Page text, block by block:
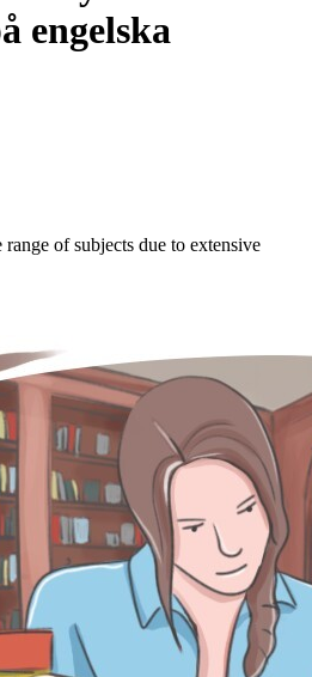
engelska
of subjects due to extensive